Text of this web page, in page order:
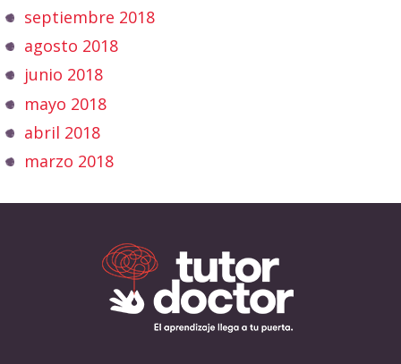
septiembre 2018
agosto 2018
junio 2018
mayo 2018
abril 2018
marzo 2018